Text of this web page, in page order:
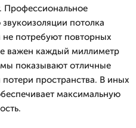
Профессиональное
потолка
потребуют повторных
важен каждый миллиметр
показывают отличные
потери пространства. В иных
максимальную